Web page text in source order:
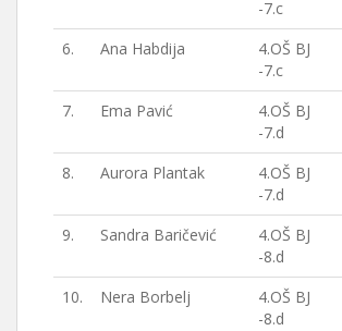
-7.c
6.
Ana Habdija
4.OŠ BJ
-7.c
7. Ema Pavić
4.OŠ BJ
-7.d
8. Aurora Plantak
4.OŠ BJ
-7.d
9. Sandra Baričević
4.OŠ BJ
-8.d
10. Nera Borbelj
4.OŠ BJ
-8.d